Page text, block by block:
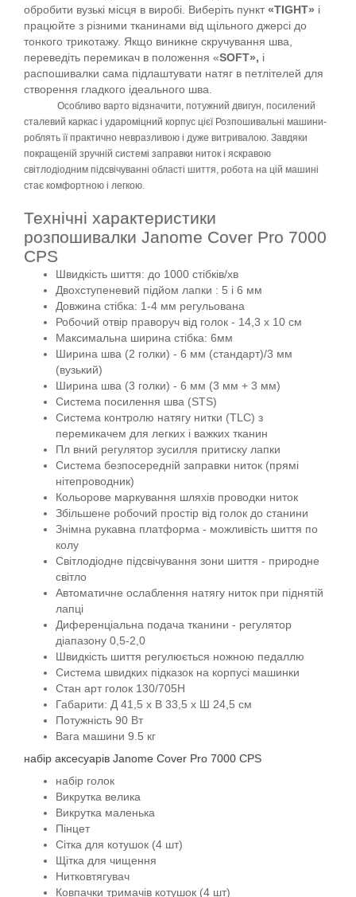
обробити вузькі місця в виробі. Виберіть пункт«TIGHT» і
працюйте з різними тканинами від щільного джерсі до
тонкого трикотажу. Якщо виникне скручування шва,
переведіть перемикач в положення «SOFT», і
распошивалки сама підлаштувати натяг в петлітелей для
створення гладкого ідеального шва.
Особливо варто відзначити, потужний двигун, посилений
сталевий каркас і удароміцний корпус цієї Розпошивальні машини-
роблять її практично невразливою і дуже витривалою. Завдяки
покращеній зручній системі заправки ниток і яскравою
світлодіодним підсвічуванні області шиття, робота на цій машині
стає комфортною і легкою.
Технічні характеристики
розпошивалки Janome Cover Pro 7000
CPS
Швидкість шиття: до 1000 стібків/хв
Двохступеневий підйом лапки : 5 і 6 мм
Довжина стібка: 1-4 мм регульована
Робочий отвір праворуч від голок - 14,3 x 10 см
Максимальна ширина стібка: 6мм
Ширина шва (2 голки) - 6 мм (стандарт)/3 мм
(вузький)
Ширина шва (3 голки) - 6 мм (3 мм + 3 мм)
Система посилення шва (STS)
Система контролю натягу нитки (TLC) з
перемикачем для легких і важких тканин
Пл вний регулятор зусилля притиску лапки
Система безпосередній заправки ниток (прямі
нітепроводник)
Кольорове маркування шляхів проводки ниток
Збільшене робочий простір від голок до станини
Знімна рукавна платформа - можливість шиття по
колу
Світлодіодне підсвічування зони шиття - природне
світло
Автоматичне ослаблення натягу ниток при піднятій
лапці
Диференціальна подача тканини - регулятор
діапазону 0,5-2,0
Швидкість шиття регулюється ножною педаллю
Система швидких підказок на корпусі машинки
Стан арт голок 130/705Н
Габарити: Д 41,5 x В 33,5 x Ш 24,5 см
Потужність 90 Вт
Вага машини 9.5 кг
набір аксесуарів Janome Cover Pro 7000 CPS
набір голок
Викрутка велика
Викрутка маленька
Пінцет
Сітка для котушок (4 шт)
Щітка для чищення
Нитковтягувач
Ковпачки тримачів котушок (4 шт)